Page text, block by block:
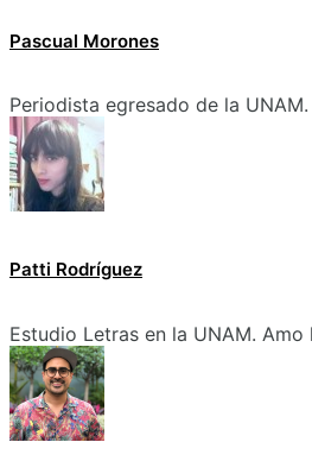
Pascual Morones
Periodista egresado de la
Patti Rodríguez
Estudio Letras en la UNAM.